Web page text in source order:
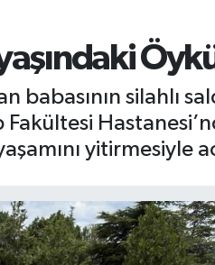
babasının silahlı
yitirmesiyle